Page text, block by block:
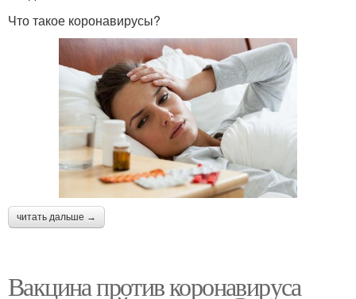
Что такое коронавирусы?
читать дальше →
Вакцина против коронавируса